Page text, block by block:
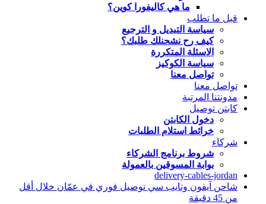
ما هي كاليفورا كوين؟
قبل ما تطلب
سياسة التبديل و الترجيع
كيف رح نشحنلك طلبك؟
الاسئلة المتكررة
سياسة الكوكيز
تواصل معنا
تواصل معنا
مدونتنا المرتبة
كابتن توصيل
دخول الكابتن
خرائط استلام الطلبات
شركاء
شروط برنامج الشركاء
بوابة المسوقين بالعمولة
delivery-cables-jordan
شاحن آيفون وتايب سي توصيل فوري في عمّان خلال أقل
من 45 دقيقة